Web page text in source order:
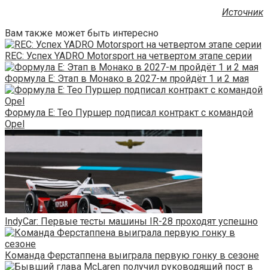
Источник
Вам также может быть интересно
REC: Успех YADRO Motorsport на четвертом этапе серии
Формула E: Этап в Монако в 2027-м пройдёт 1 и 2 мая
Формула E: Тео Пуршер подписал контракт с командой
Opel
IndyCar: Первые тесты машины IR-28 проходят успешно
Команда Ферстаппена выиграла первую гонку в сезоне